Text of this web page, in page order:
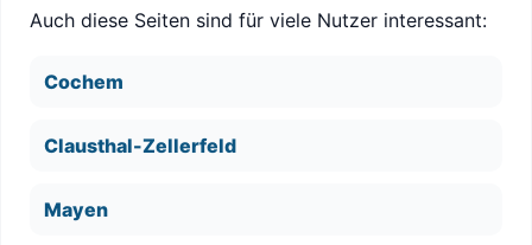
Auch diese Seiten sind für viele Nutzer interessant:
Cochem
Clausthal-Zellerfeld
Mayen